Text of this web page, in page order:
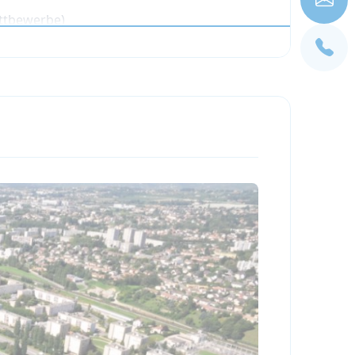
in Mâcon während des
Nicht geeignet für Anfänger;
teilnehmen und in einem
Jetzt buchen